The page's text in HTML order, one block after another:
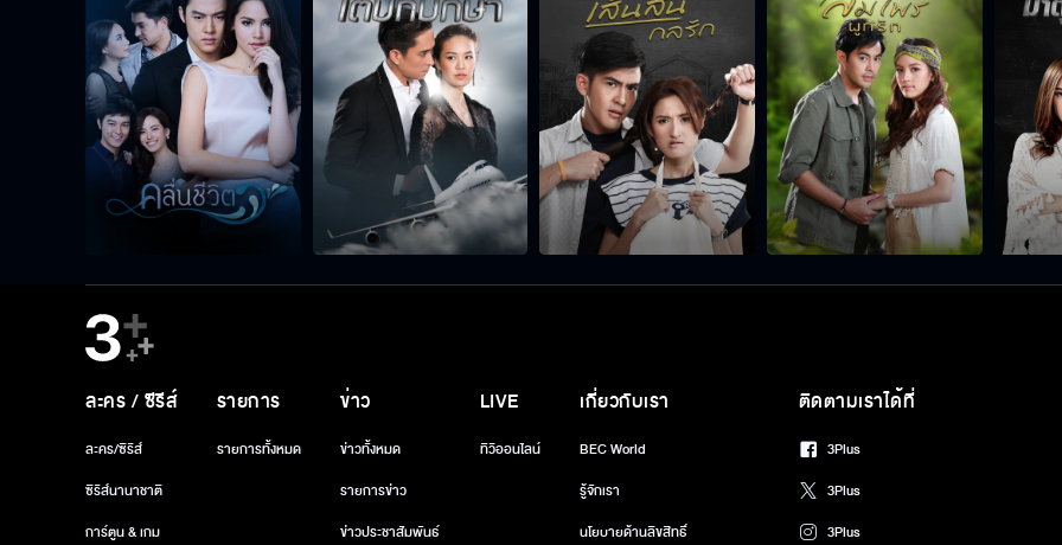
ละคร / ซีรีส์
ละคร/ซีรีส์
ซีรีส์นานาชาติ
การ์ตูน & เกม
รายการ
รายการทั้งหมด
ข่าว
ข่าวทั้งหมด
รายการข่าว
ข่าวประชาสัมพันธ์
LIVE
ทีวีออนไลน์
เกี่ยวกับเรา
BEC World
รู้จักเรา
นโยบายด้านลิขสิทธิ์
ติดตามเราได้ที่
3Plus
3Plus
3Plus